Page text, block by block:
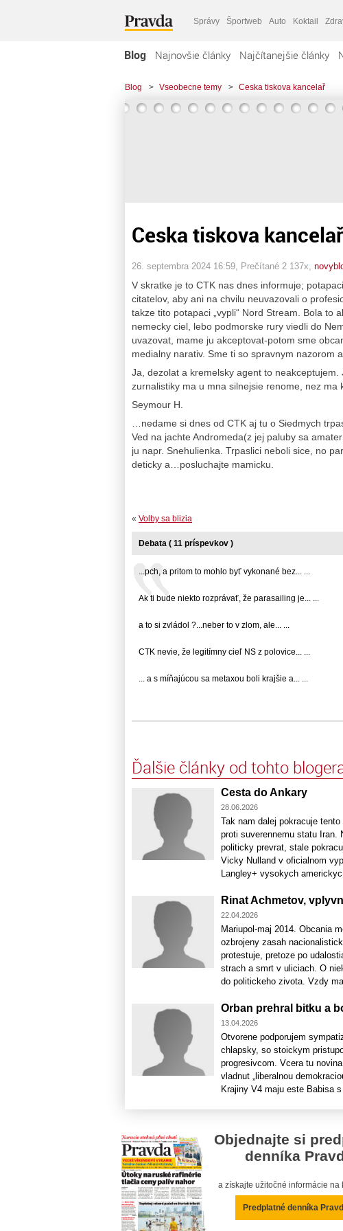
Správy Športweb Auto Koktail
Blog Najnovšie články Najčítanejšie články
Blog > Vseobecne temy > Ceska tiskova kancelař
Ceska tiskova kancelař
26. septembra 2024 16:59 , Prečítané 2 137x,
V skratke je to CTK nas dnes informuje;
citatelov, aby ani na chvilu neuvazovali o
takze tito potapaci „vypli“ Nord Stream. Bola to
nemecky ciel, lebo podmorske rury viedli do
uvazovat, mame ju akceptovat-potom sme
medialny narativ. Sme ti so spravnym nazorom
Ja, dezolat a kremelsky agent to
zurnalistiky ma u mna silnejsie renome, nez ma
Seymour H.
…nedame si dnes od CTK aj tu o Siedmych
Ved na jachte Andromeda(z jej paluby sa
ju napr. Snehulienka. Trpaslici neboli sice, no
deticky a…posluchajte mamicku.
« Volby sa blizia
Debata ( 11 príspevkov )
...pch, a pritom to mohlo byť vykonané bez... ...
Ak ti bude niekto rozprávať, že parasailing je... ...
a to si zvládol ?...neber to v zlom, ale... ...
CTK nevie, že legitímny cieľ NS z polovice... ...
... a s míňajúcou sa metaxou boli krajšie a... ...
Ďalšie články od tohto
Cesta do Ankary
28.06.2026
Tak nam dalej pokracuje
proti suverennemu statu Iran.
politicky prevrat, stale
Vicky Nulland v oficialnom
Langley+ vysokych
Rinat Achmetov,
22.04.2026
Mariupol-maj 2014. Obcania
ozbrojeny zasah
protestuje, pretoze po
strach a smrt v uliciach. O
do politickeho zivota. Vzdy
Orban prehral bitku a
13.04.2026
Otvorene podporujem
chlapsky, so stoickym
progresivcom. Vcera tu
vladnut „liberalnou
Krajiny V4 maju este Babisa
Objednajte si
denníka
a získajte užitočné informácie na
Predplatné denníka